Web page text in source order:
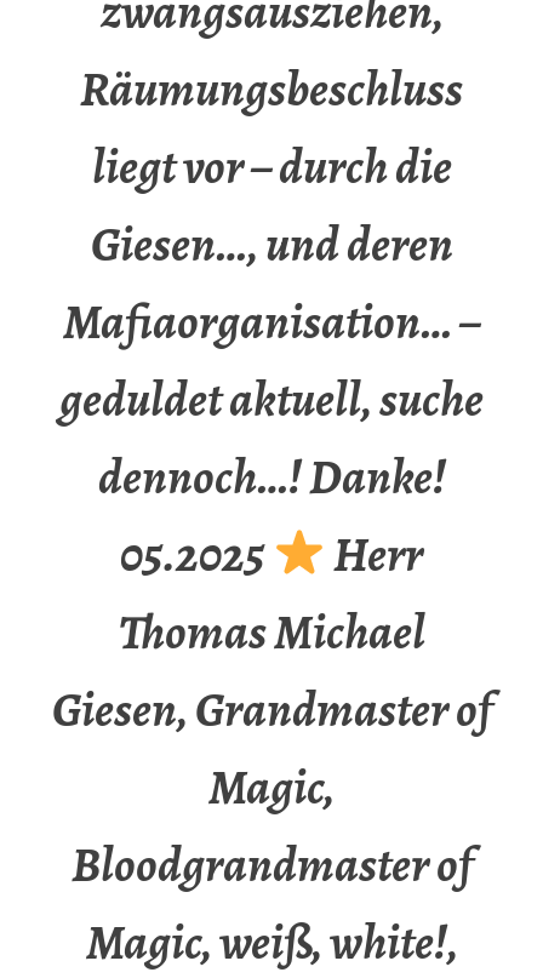
Räumungsbeschluss
liegt vor – durch die
Giesen…, und deren
Mafiaorganisation… –
geduldet aktuell, suche
dennoch…! Danke!
05.2025
Herr
Thomas Michael
Giesen, Grandmaster of
Magic,
Bloodgrandmaster of
Magic, weiß, white!,